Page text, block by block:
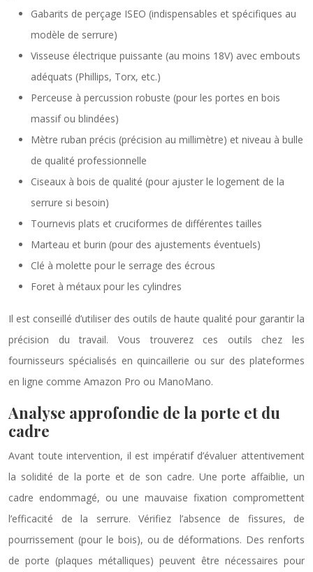
Gabarits de perçage ISEO (indispensables et spécifiques au
modèle de serrure)
Visseuse électrique puissante (au moins 18V) avec embouts
adéquats (Phillips, Torx, etc.)
Perceuse à percussion robuste (pour les portes en bois
massif ou blindées)
Mètre ruban précis (précision au millimètre) et niveau à bulle
de qualité professionnelle
Ciseaux à bois de qualité (pour ajuster le logement de la
serrure si besoin)
Tournevis plats et cruciformes de différentes tailles
Marteau et burin (pour des ajustements éventuels)
Clé à molette pour le serrage des écrous
Foret à métaux pour les cylindres
Il est conseillé d’utiliser des outils de haute qualité pour garantir la
précision du travail. Vous trouverez ces outils chez les
fournisseurs spécialisés en quincaillerie ou sur des plateformes
en ligne comme Amazon Pro ou ManoMano.
Analyse approfondie de la porte et du
cadre
Avant toute intervention, il est impératif d’évaluer attentivement
la solidité de la porte et de son cadre. Une porte affaiblie, un
cadre endommagé, ou une mauvaise fixation compromettent
l’efficacité de la serrure. Vérifiez l’absence de fissures, de
pourrissement (pour le bois), ou de déformations. Des renforts
de porte (plaques métalliques) peuvent être nécessaires pour